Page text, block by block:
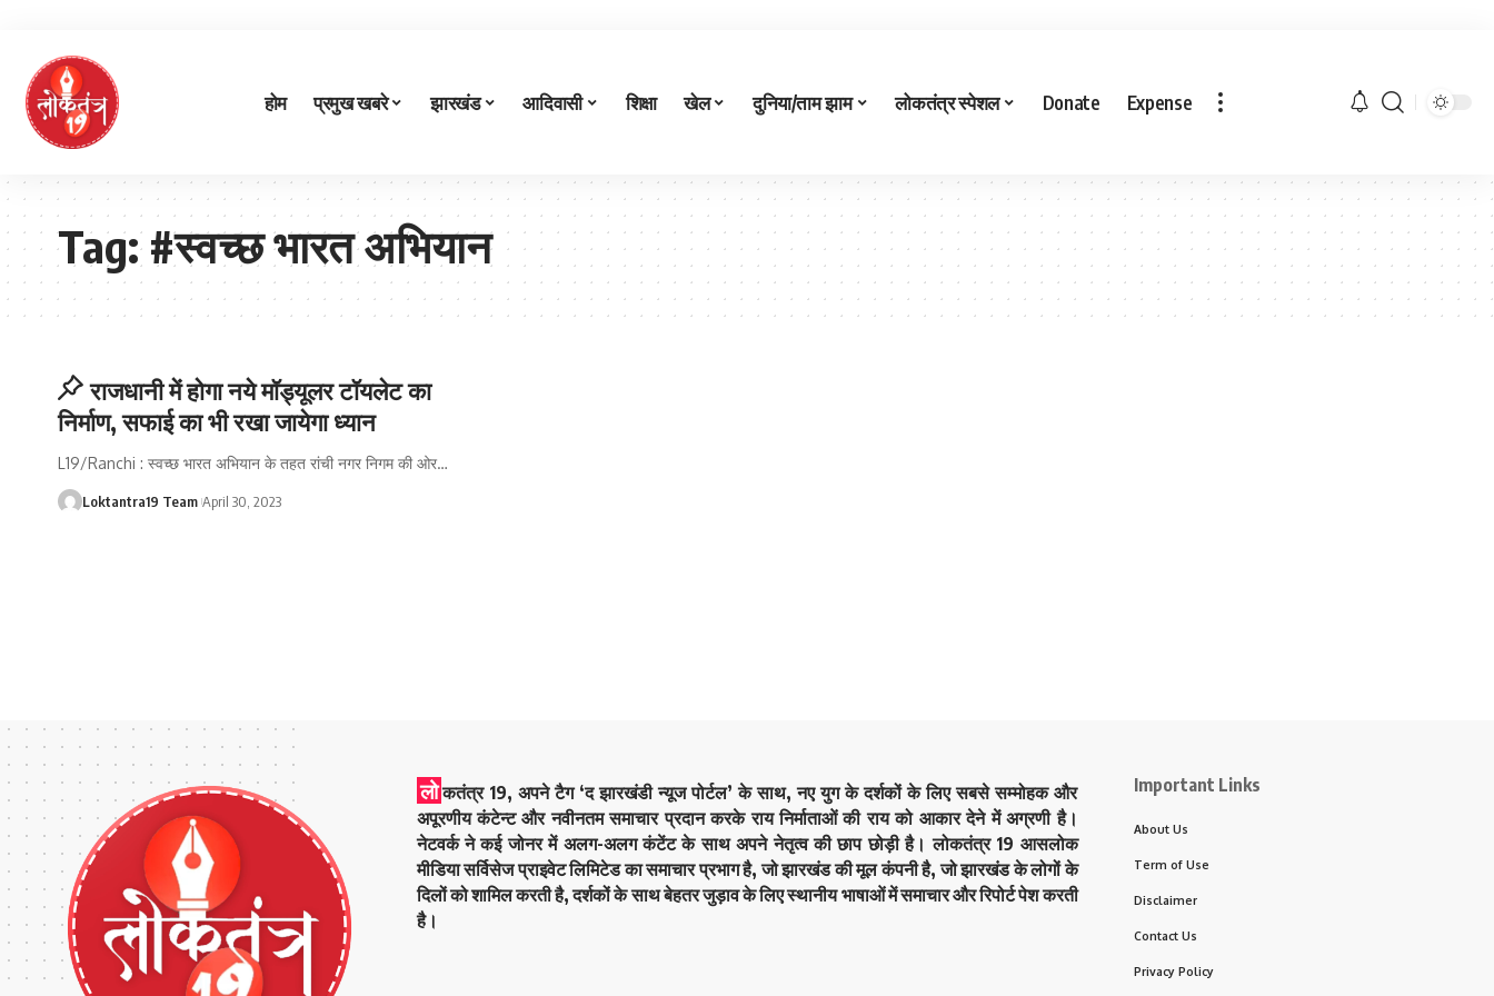
होम प्रमुख खबरे झारखंड आदिवासी शिक्षा खेल दुनिया/ताम झाम लोकतंत्र स्पेशल Donate Expense
Tag:#स्वच्छ भारत अभियान
राजधानी में होगा नये मॉड्यूलर टॉयलेट का
निर्माण, सफाई का भी रखा जायेगा ध्यान
L19/Ranchi : स्वच्छ भारत अभियान के तहत रांची नगर निगम की ओर…
Loktantra19 Team April 30, 2023
लो कतंत्र 19, अपने टैग ‘द झारखंडी न्यूज पोर्टल’ के साथ, नए युग के दर्शकों के लिए सबसे सम्मोहक और
अपूरणीय कंटेन्ट और नवीनतम समाचार प्रदान करके राय निर्माताओं की राय को आकार देने में अग्रणी है।
नेटवर्क ने कई जोनर में अलग-अलग कंटेंट के साथ अपने नेतृत्व की छाप छोड़ी है। लोकतंत्र 19 आसलोक
मीडिया सर्विसेज प्राइवेट लिमिटेड का समाचार प्रभाग है, जो झारखंड की मूल कंपनी है, जो झारखंड के लोगों के
दिलों को शामिल करती है, दर्शकों के साथ बेहतर जुड़ाव के लिए स्थानीय भाषाओं में समाचार और रिपोर्ट पेश करती
है।
Important Links
About Us
Term of Use
Disclaimer
Contact Us
Privacy Policy